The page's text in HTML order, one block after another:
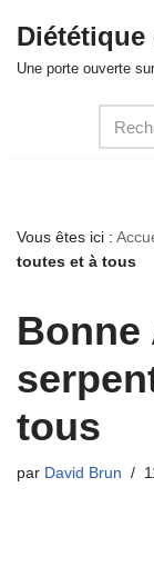
Aller
Une porte ouverte
Vous êtes ici :
toutes et à tous
Bonne
tous
par David Brun